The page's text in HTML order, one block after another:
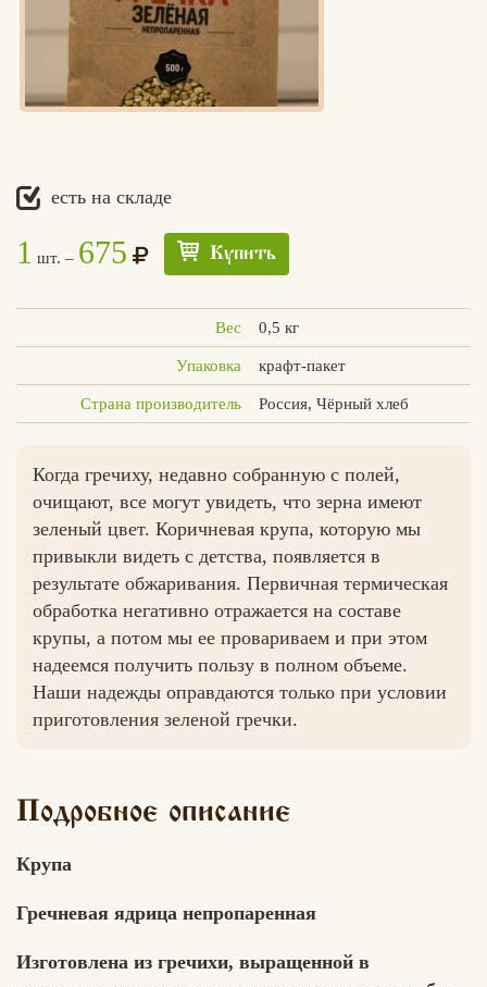
Едлин
Вконтакте
Max
есть на складе
1 шт. – 675 Купить
Вес 0,5 кг
Упаковка крафт-пакет
Страна производитель Россия, Чёрный хлеб
Когда гречиху, недавно собранную с полей,
очищают, все могут увидеть, что зерна имеют
зеленый цвет. Коричневая крупа, которую мы
привыкли видеть с детства, появляется в
результате обжаривания. Первичная термическая
обработка негативно отражается на составе
крупы, а потом мы ее провариваем и при этом
надеемся получить пользу в полном объеме.
Наши надежды оправдаются только при условии
приготовления зеленой гречки.
Подробное описание
Крупа
Гречневая ядрица непропаренная
Изготовлена из гречихи, выращенной в